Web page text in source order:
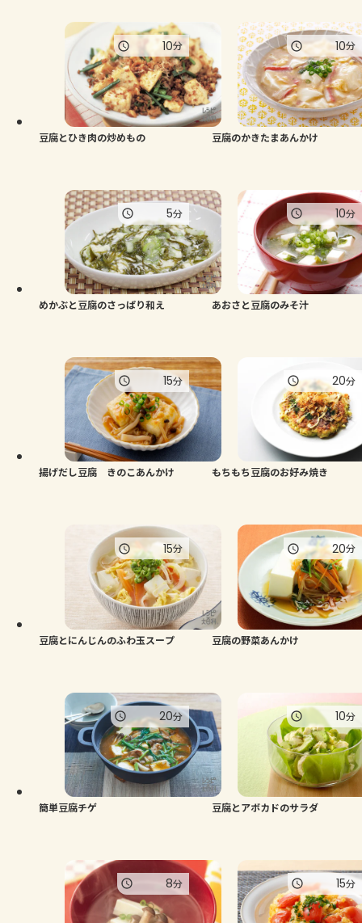
豆腐とひき肉の炒めもの
10分
豆腐のかきたまあんかけ
10分
めかぶと豆腐のさっぱり和え
5分
あおさと豆腐のみそ汁
10分
揚げだし豆腐 きのこあんかけ
15分
もちもち豆腐のお好み焼き
20分
豆腐とにんじんのふわ玉スープ
15分
豆腐の野菜あんかけ
20分
簡単豆腐チゲ
20分
豆腐とアボカドのサラダ
10分
8分 15分